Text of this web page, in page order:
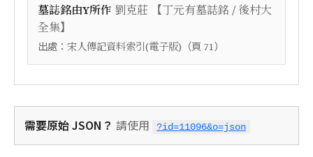
墓誌銘由Y所作 劉克莊 【丁元有墓誌銘 / 後村大
全集】
出處： 宋人傳記資料索引(電子版) （頁 71）
需要原始 JSON？ 請使用 ?id=11096&o=json